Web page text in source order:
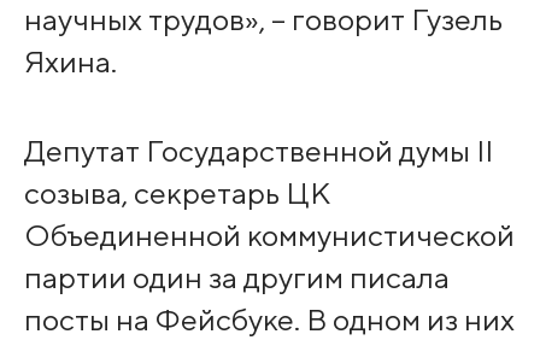
научных трудов», – говорит Гузель
Яхина.
Депутат Государственной думы II
созыва, секретарь ЦК
Объединенной коммунистической
партии один за другим писала
посты на Фейсбуке. В одном из них